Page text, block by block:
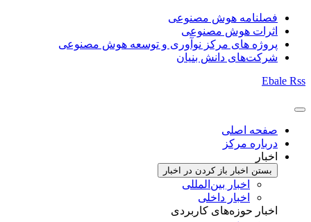
فصلنامه هوش مصنوعی
اثرات هوش مصنوعی
پروژه های مرکز نوآوری و توسعه هوش مصنوعی
شرکت‌های دانش بنیان
Ebale Rss
صفحه اصلی
درباره مرکز
اخبار
بستن اخبار باز کردن در اخبار
اخبار بین‌المللی
اخبار داخلی
اخبار حوزه‌های کاربردی